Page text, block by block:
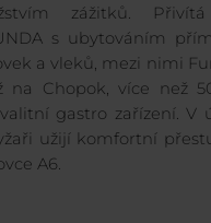
zážitků.
s ubytováním
a vleků, mezi nimi
na Chopok, více než
gastro zařízení. V
užijí komfortní
A6.